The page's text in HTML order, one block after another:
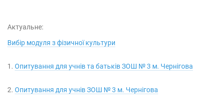
Актуальне:
Вибір модуля з фізичної культури
1. Опитування для учнів та батьків ЗОШ № 3 м. Чернігова
2. Опитування для учнів ЗОШ № 3 м. Чернігова